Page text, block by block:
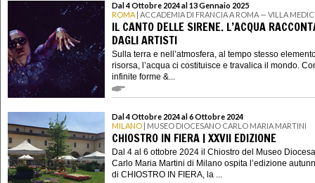
Dal 4 Ottobre 2024 al 13 Gennaio 2025
ROMA | ACCADEMIA DI FRANCIA A ROMA — VILLA
IL CANTO DELLE SIRENE. L’ACQUA
DAGLI ARTISTI
Sulla terra e nell’atmosfera, al tempo stesso
risorsa, l’acqua ci costituisce e travalica il mondo.
infinite forme &...
Dal 4 Ottobre 2024 al 6 Ottobre 2024
MILANO | MUSEO DIOCESANO CARLO MARIA MARTINI
CHIOSTRO IN FIERA | XXVII EDIZIONE
Dal 4 al 6 ottobre 2024 il Chiostro del Museo
Carlo Maria Martini di Milano ospita l’edizione
di CHIOSTRO IN FIERA, la ...